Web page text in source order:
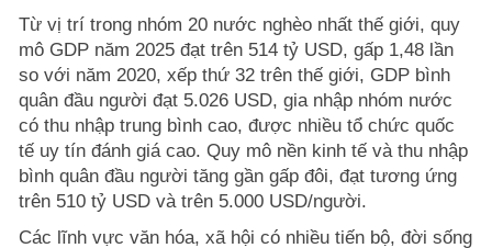
Từ vị trí trong nhóm 20 nước nghèo nhất thế giới, quy
mô GDP năm 2025 đạt trên 514 tỷ USD, gấp 1,48 lần
so với năm 2020, xếp thứ 32 trên thế giới, GDP bình
quân đầu người đạt 5.026 USD, gia nhập nhóm nước
có thu nhập trung bình cao, được nhiều tổ chức quốc
tế uy tín đánh giá cao. Quy mô nền kinh tế và thu nhập
bình quân đầu người tăng gần gấp đôi, đạt tương ứng
trên 510 tỷ USD và trên 5.000 USD/người.
Các lĩnh vực văn hóa, xã hội có nhiều tiến bộ, đời sống